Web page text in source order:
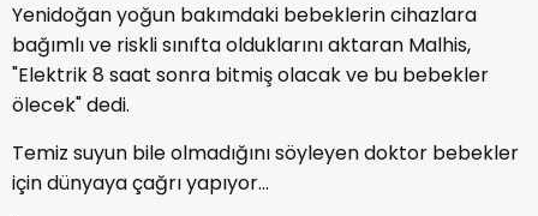
Yenidoğan yoğun bakımdaki bebeklerin cihazlara
bağımlı ve riskli sınıfta olduklarını aktaran Malhis,
"Elektrik 8 saat sonra bitmiş olacak ve bu bebekler
ölecek" dedi.
Temiz suyun bile olmadığını söyleyen doktor bebekler
için dünyaya çağrı yapıyor...